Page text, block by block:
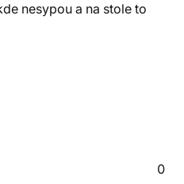
nesypou a na stole to
0